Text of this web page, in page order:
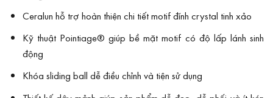
Ceralun hỗ trợ hoàn thiện chi tiết motif đính crystal tinh xảo
Kỹ thuật Pointiage® giúp bề mặt motif có độ lấp lánh sinh
động
Khóa sliding ball dễ điều chỉnh và tiện sử dụng